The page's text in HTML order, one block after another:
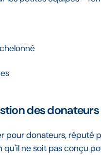
des
pour donateurs, réputé
ne soit pas conçu